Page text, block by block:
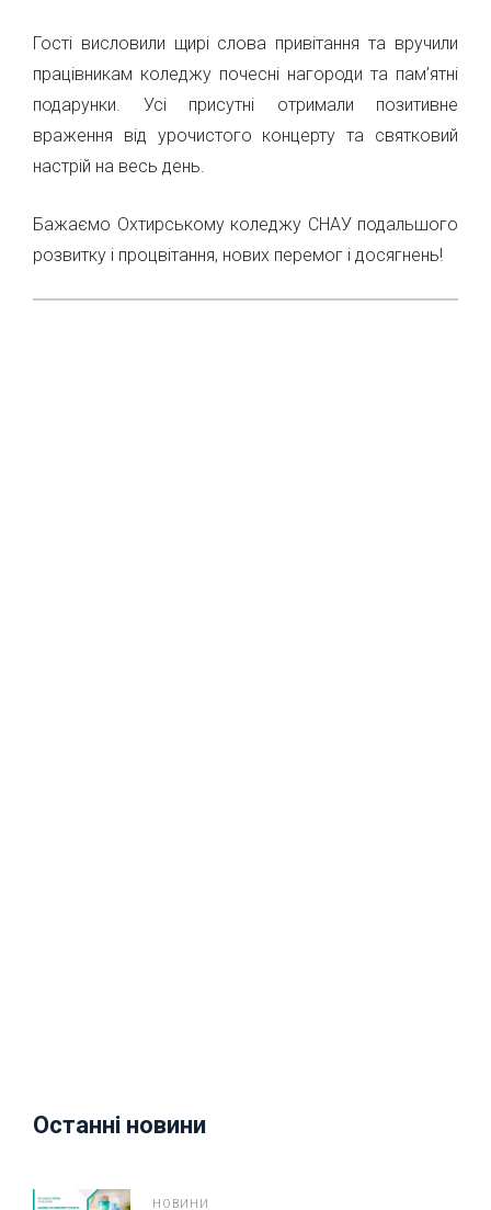
Гості висловили щирі слова привітання та вручили
працівникам коледжу почесні нагороди та пам’ятні
подарунки. Усі присутні отримали позитивне
враження від урочистого концерту та святковий
настрій на весь день.
Бажаємо Охтирському коледжу СНАУ подальшого
розвитку і процвітання, нових перемог і досягнень!
Останні новини
НОВИНИ